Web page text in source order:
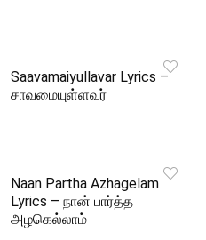
Saavamaiyullavar Lyrics –
சாவமையுள்ளவர்
Naan Partha Azhagelam
Lyrics – நான் பார்த்த
அழகெல்லாம்